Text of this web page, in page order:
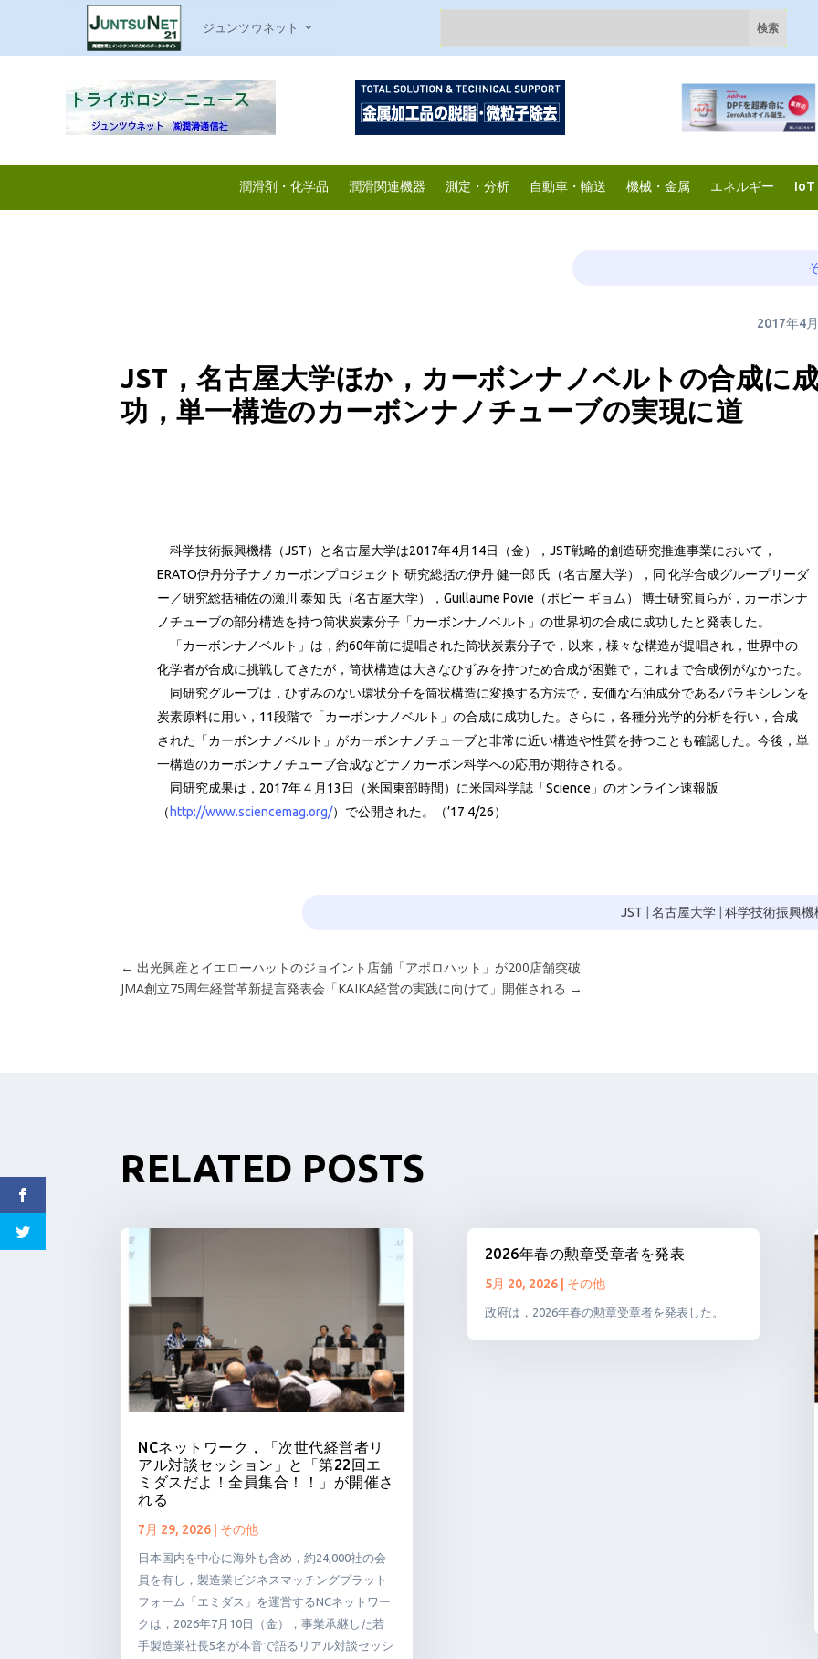
ジュンツウネット
潤滑剤・化学品 潤滑関連機器 測定・分析 自動車・輸送 機械・金属 エネルギー IoT
2017年4
JST，名古屋大学ほか，カーボンナノベルトの合成に
功，単一構造のカーボンナノチューブの実現に道
科学技術振興機構（JST）と名古屋大学は2017年4月14日（金），JST戦略的創造研究推進事業において，
ERATO伊丹分子ナノカーボンプロジェクト 研究総括の伊丹 健一郎 氏（名古屋大学），同 化学合成グループリーダ
ー／研究総括補佐の瀬川 泰知 氏（名古屋大学），Guillaume Povie（ポビー ギョム） 博士研究員らが，カーボンナ
ノチューブの部分構造を持つ筒状炭素分子「カーボンナノベルト」の世界初の合成に成功したと発表した。
「カーボンナノベルト」は，約60年前に提唱された筒状炭素分子で，以来，様々な構造が提唱され，世界中の
化学者が合成に挑戦してきたが，筒状構造は大きなひずみを持つため合成が困難で，これまで合成例がなかった。
同研究グループは，ひずみのない環状分子を筒状構造に変換する方法で，安価な石油成分であるパラキシレンを
炭素原料に用い，11段階で「カーボンナノベルト」の合成に成功した。さらに，各種分光学的分析を行い，合成
された「カーボンナノベルト」がカーボンナノチューブと非常に近い構造や性質を持つことも確認した。今後，単
一構造のカーボンナノチューブ合成などナノカーボン科学への応用が期待される。
同研究成果は，2017年４月13日（米国東部時間）に米国科学誌「Science」のオンライン速報版
（ http://www.sciencemag.org/）で公開された。（’17 4/26）
JST |名古屋大学 |科学技術振興機
← 出光興産とイエローハットのジョイント店舗「アポロハット」が200店舗突破
JMA創立75周年経営革新提言発表会「KAIKA経営の実践に向けて」開催される →
RELATED POSTS
NCネットワーク，「次世代経営者リ
アル対談セッション」と「第22回エ
ミダスだよ！全員集合！！」が開催さ
れる
7月 29, 2026 その他
日本国内を中心に海外も含め，約24,000社の会
員を有し，製造業ビジネスマッチングプラット
フォーム「エミダス」を運営するNCネットワー
クは，2026年7月10日（金），事業承継した若
手製造業社長5名が本音で語るリアル対談セッシ
2026年春の勲章受章者を発表
5月 20, 2026| その他
政府は，2026年春の勲章受章者を発表した。